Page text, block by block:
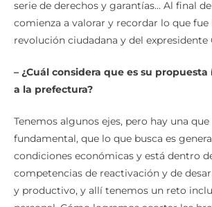
serie de derechos y garantías… Al final
comienza a valorar y recordar lo que fue
revolución ciudadana y del expresidente
– ¿Cuál considera que es su
a la prefectura?
Tenemos algunos ejes, pero hay una
fundamental, que lo que busca es
condiciones económicas y está dentro
competencias de reactivación y de
y productivo, y allí tenemos un reto